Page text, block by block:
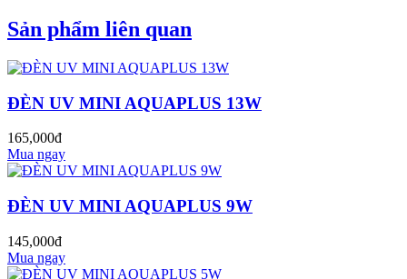
Sản phẩm liên quan
ĐÈN UV MINI AQUAPLUS 13W
165,000đ
Mua ngay
ĐÈN UV MINI AQUAPLUS 9W
145,000đ
Mua ngay